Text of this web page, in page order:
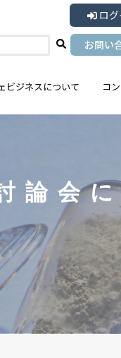
ログ
お問い
ビジネスについて コ
論会